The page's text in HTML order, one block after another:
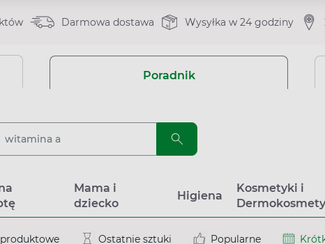
Darmowa dostawa Wysyłka w 24 godziny
Poradnik
Mama i
dziecko
Higiena
Kosmetyki i
Ostatnie sztuki Popularne